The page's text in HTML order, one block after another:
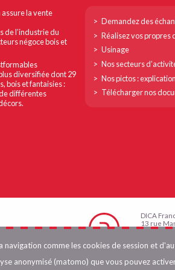
la vente
de l’industrie du
négoce bois et
diversifiée dont 29
bois et fantaisies :
différentes
Footer
col
Demandez des
Réalisez vos propres
Usinage
Nos secteurs
Nos pictos :
Télécharger nos
DICA
13 rue
38400
Fax 04 76
navigation comme les cookies de session et
anonymisé (matomo) que vous pouvez